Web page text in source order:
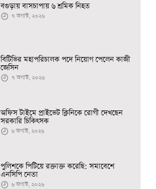
বগুড়ায় বাসচাপায় ৬ শ্রমিক নিহত
৭ অগাস্ট, ২০২৬
বিটিভির মহাপরিচালক পদে নিয়োগ পেলেন কাজী
জেসিন
৭ অগাস্ট, ২০২৬
অফিস টাইমে প্রাইভেট ক্লিনিকে রোগী দেখছেন
সরকারি চিকিৎসক
৬ অগাস্ট, ২০২৬
পুলিশকে পিটিয়ে রক্তাক্ত করেছি: সমাবেশে
এনসিপি নেতা
৬ অগাস্ট, ২০২৬